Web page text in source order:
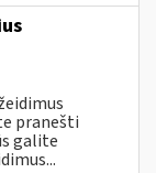
pranešti
galite